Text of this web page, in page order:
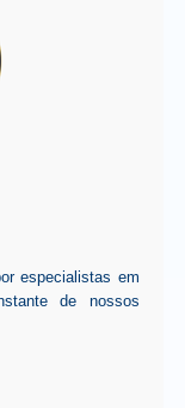
especialistas em
de nossos